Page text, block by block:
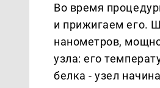
Во время
и прижигаем его.
нанометров,
узла: его
белка - узел